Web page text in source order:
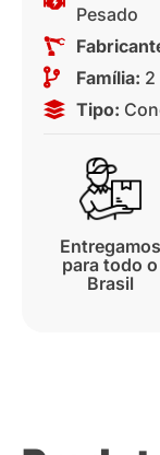
Pesado
Família: 2
Tipo:
Entregamos
para todo o
Brasil